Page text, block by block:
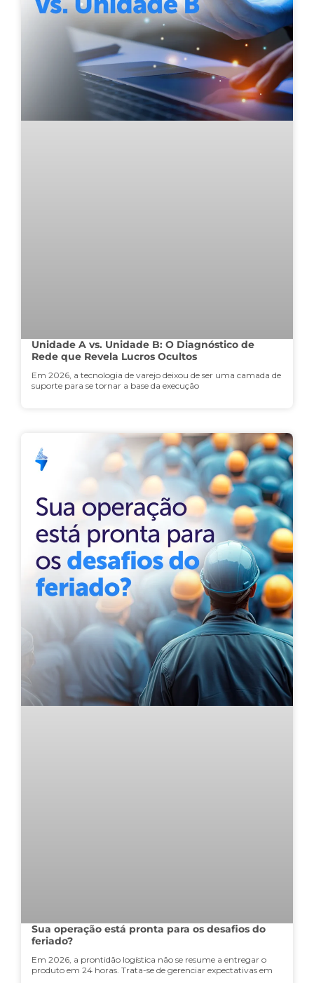
Unidade A vs. Unidade B: O Diagnóstico de
Rede que Revela Lucros Ocultos
Em 2026, a tecnologia de varejo deixou de ser uma camada de
suporte para se tornar a base da execução
Sua operação está pronta para os desafios do
feriado?
Em 2026, a prontidão logística não se resume a entregar o
produto em 24 horas. Trata-se de gerenciar expectativas em